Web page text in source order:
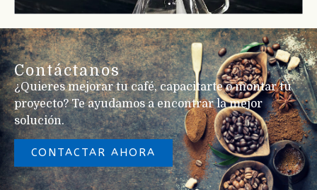
Contáctanos
¿Quieres mejorar tu café, capacitarte o montar tu
proyecto? Te ayudamos a encontrar la mejor
solución.
CONTACTAR AHORA